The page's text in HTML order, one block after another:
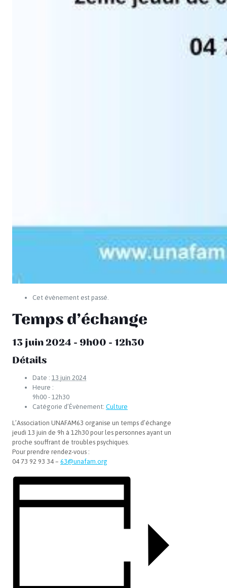
Cet évènement est passé.
Temps d’échange
13 juin 2024 - 9h00 - 12h30
Détails
Date : 13 juin 2024
Heure :
9h00 - 12h30
Catégorie d’Évènement: Culture
L’Association UNAFAM63 organise un temps d’échange
jeudi 13 juin de 9h à 12h30 pour les personnes ayant un
proche souffrant de troubles psychiques.
Pour prendre rendez-vous :
04 73 92 93 34 – 63@unafam.org